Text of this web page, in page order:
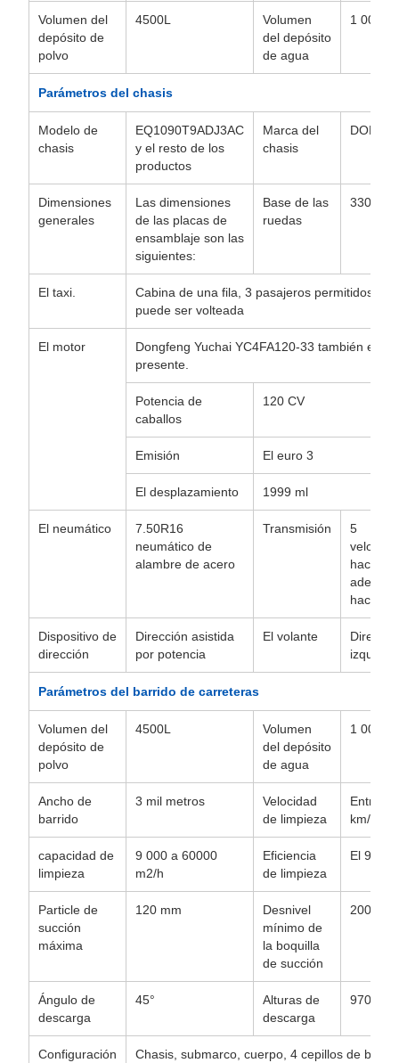
Volumen del
depósito de
polvo
4500L
Volumen
del depósito
de agua
1 000
Parámetros del chasis
Modelo de
chasis
EQ1090T9ADJ3AC
y el resto de los
productos
Marca del
chasis
Dimensiones
generales
Las dimensiones
de las placas de
ensamblaje son las
siguientes:
Base de las
ruedas
3300
El taxi.
Cabina de una fila, 3 pasajeros permitidos,
puede ser volteada
El motor
Dongfeng Yuchai YC4FA120-33 también está
presente.
Potencia de
caballos
120 CV
Emisión El euro 3
El desplazamiento 1999 ml
El neumático
7.50R16
neumático de
alambre de acero
Transmisión
5
hacia
hacia
Dispositivo de
dirección
Dirección asistida
por potencia
El volante
Parámetros del barrido de carreteras
Volumen del
depósito de
polvo
4500L
Volumen
del depósito
de agua
1 000
Ancho de
barrido
3 mil metros
Velocidad
de limpieza
Entre 3
km/h
capacidad de
limpieza
9 000 a 60000
m2/h
Eficiencia
de limpieza
El 98%
Particle de
succión
máxima
120 mm
Desnivel
mínimo de
la boquilla
de succión
200 mm
Ángulo de
descarga
45°
Alturas de
descarga
970 mm
Configuración
Chasis, submarco, cuerpo, 4 cepillos de